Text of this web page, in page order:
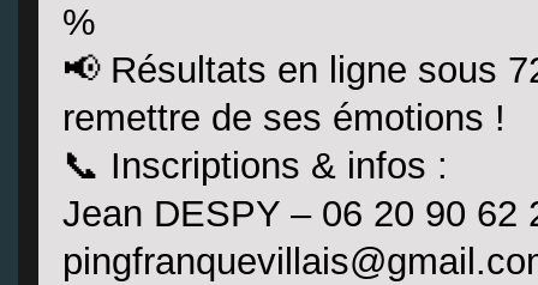
%
📢 Résultats en ligne sous
remettre de ses émotions !
📞 Inscriptions & infos :
Jean DESPY – 06 20 90 62